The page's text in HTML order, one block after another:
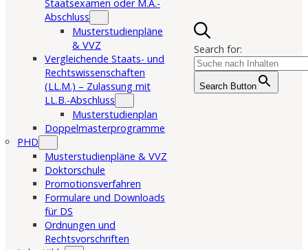
Staatsexamen oder M.A.-
Abschluss
Musterstudienpläne
& VVZ
Vergleichende Staats- und
Rechtswissenschaften
(LL.M.) – Zulassung mit
LL.B.-Abschluss
Musterstudienplan
Doppelmasterprogramme
PHD
Musterstudienpläne & VVZ
Doktorschule
Promotionsverfahren
Formulare und Downloads
für DS
Ordnungen und
Rechtsvorschriften
Search for:
Search Button